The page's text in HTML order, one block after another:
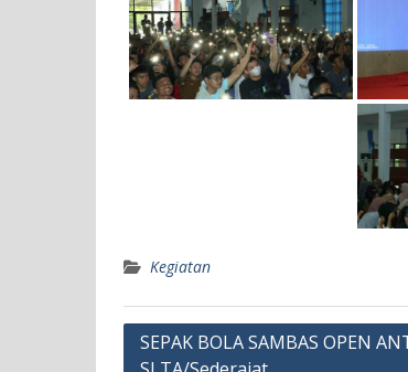
Kegiatan
Navigasi
SEPAK BOLA SAMBAS OPEN